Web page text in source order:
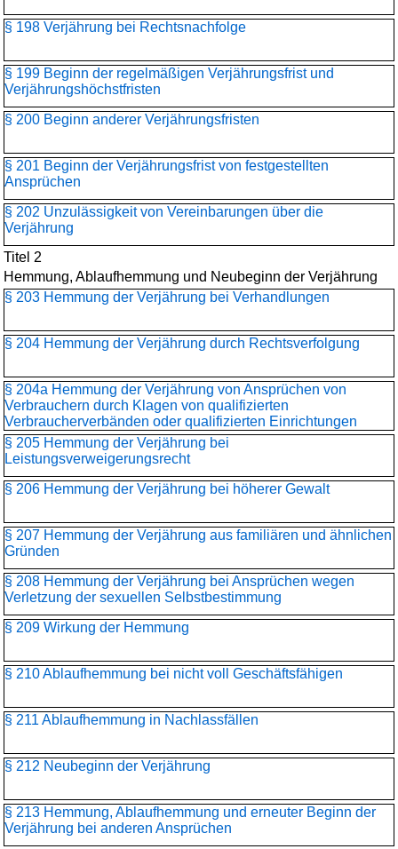
§ 198 Verjährung bei Rechtsnachfolge
§ 199 Beginn der regelmäßigen Verjährungsfrist und
Verjährungshöchstfristen
§ 200 Beginn anderer Verjährungsfristen
§ 201 Beginn der Verjährungsfrist von festgestellten
Ansprüchen
§ 202 Unzulässigkeit von Vereinbarungen über die
Verjährung
Titel 2
Hemmung, Ablaufhemmung und Neubeginn der Verjährung
§ 203 Hemmung der Verjährung bei Verhandlungen
§ 204 Hemmung der Verjährung durch Rechtsverfolgung
§ 204a Hemmung der Verjährung von Ansprüchen von
Verbrauchern durch Klagen von qualifizierten
Verbraucherverbänden oder qualifizierten Einrichtungen
§ 205 Hemmung der Verjährung bei
Leistungsverweigerungsrecht
§ 206 Hemmung der Verjährung bei höherer Gewalt
§ 207 Hemmung der Verjährung aus familiären und ähnlichen
Gründen
§ 208 Hemmung der Verjährung bei Ansprüchen wegen
Verletzung der sexuellen Selbstbestimmung
§ 209 Wirkung der Hemmung
§ 210 Ablaufhemmung bei nicht voll Geschäftsfähigen
§ 211 Ablaufhemmung in Nachlassfällen
§ 212 Neubeginn der Verjährung
§ 213 Hemmung, Ablaufhemmung und erneuter Beginn der
Verjährung bei anderen Ansprüchen